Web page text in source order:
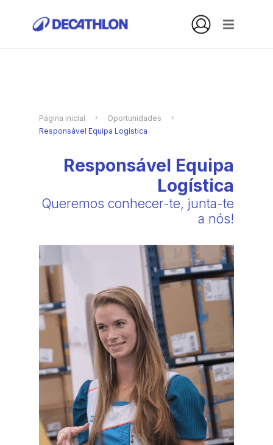
Página inicial
Oportunidades
Responsável Equipa Logística
Responsável Equipa
Logística
Queremos conhecer-te, junta-te
a nós!